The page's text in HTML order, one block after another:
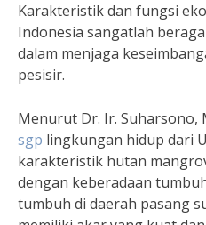
Karakteristik dan fungsi
Indonesia sangatlah
dalam menjaga
pesisir.
Menurut Dr. Ir. Suharsono,
sgp lingkungan hidup dari
karakteristik hutan
dengan keberadaan
tumbuh di daerah pasang